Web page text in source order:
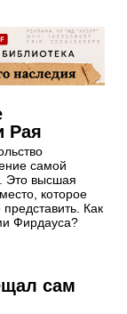
Рая
самой
Это высшая
которое
Как
Фирдауса?
сам